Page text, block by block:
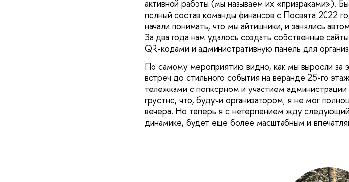
активной работы (мы называем их «призраками»).
полный состав команды финансов с Посвята 2022
начали понимать, что мы айтишники, и занялись
За два года нам удалось создать собственные
QR-кодами и административную панель для
По самому мероприятию видно, как мы выросли за
встреч до стильного события на веранде 25-го
тележками с попкорном и участием
грустно, что, будучи организатором, я не мог
вечера. Но теперь я с нетерпением жду
динамике, будет еще более масштабным и